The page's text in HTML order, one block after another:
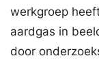
werkgroep
aardgas in
door